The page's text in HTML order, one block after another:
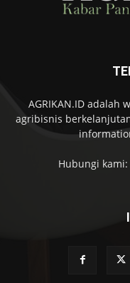
AGRIKAN.ID adalah
agribisnis
Hubungi kami: